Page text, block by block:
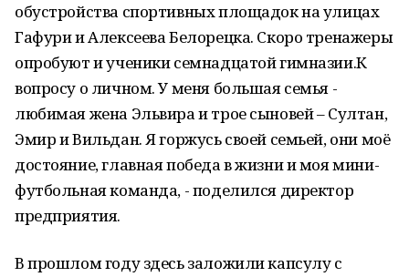
обустройства спортивных площадок на улицах
Гафури и Алексеева Белорецка. Скоро тренажеры
опробуют и ученики семнадцатой гимназии.К
вопросу о личном. У меня большая семья -
любимая жена Эльвира и трое сыновей – Султан,
Эмир и Вильдан. Я горжусь своей семьей, они моё
достояние, главная победа в жизни и моя мини-
футбольная команда, - поделился директор
предприятия.
В прошлом году здесь заложили капсулу с